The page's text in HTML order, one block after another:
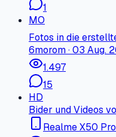
1
MO
Fotos in die
6morom·03 Aug.
1.497
15
HD
Bider und Videos
Realme X50